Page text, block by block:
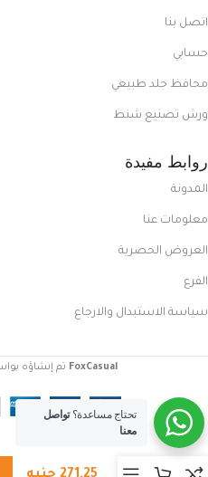
اتصل بنا
حسابي
محافظ جلد طبيعي
ورش تصنيع شنط
روابط مفيدة
المدونة
معلومات عنا
العروض الحصرية
الفرع
سياسة الاستبدال والارجاع
FoxCasual تم إنشاؤه
رجالي
تحتاج مساعدة؟تواصل
معنا